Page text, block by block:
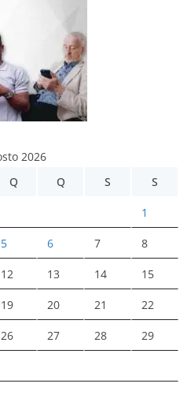
2026
Q Q S S
1
5 6 7 8
12 13 14 15
19 20 21 22
26 27 28 29